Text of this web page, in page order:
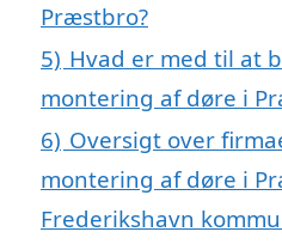
Præstbro?
5) Hvad er med til at
montering af døre i
6) Oversigt over
montering af døre i
Frederikshavn